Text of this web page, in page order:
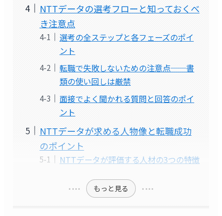
NTTデータの選考フローと知っておくべ
き注意点
選考の全ステップと各フェーズのポイ
ント
転職で失敗しないための注意点──書
類の使い回しは厳禁
面接でよく聞かれる質問と回答のポイ
ント
NTTデータが求める人物像と転職成功
のポイント
NTTデータが評価する人材の3つの特徴
もっと見る